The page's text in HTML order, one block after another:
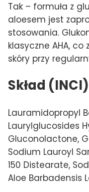
Tak – formuła z
aloesem jest
stosowania.
klasyczne AHA, co
skóry przy
Skład (INCI)
Lauramidopropyl
Laurylglucosides
Gluconolactone,
Sodium Lauroyl
150 Distearate,
Aloe Barbadensis